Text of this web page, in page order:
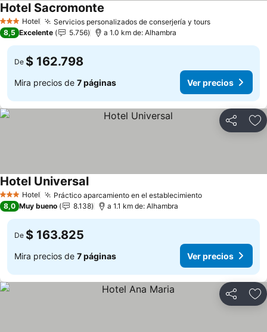
3 Estrellas
Hotel Servicios personalizados de conserjería y tours
Hotel Sacromonte
8,5 Excelente 5.756 a 1.0 km de: Alhambra
De $ 162.798
Mira precios de 7 páginas Ver precios
Compartir
3 Estrellas
Hotel Práctico aparcamiento en el establecimiento
Hotel Universal
8,0 Muy bueno 8.138 a 1.1 km de: Alhambra
De $ 163.825
Mira precios de 7 páginas Ver precios
Compartir